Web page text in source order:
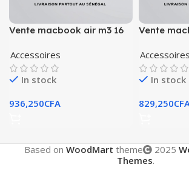
Vente macbook air m3 16
Accessoires
In stock
936,250CFA
Vente
Accessoires
In stock
829,250
Based on WoodMart theme 2025
Themes.